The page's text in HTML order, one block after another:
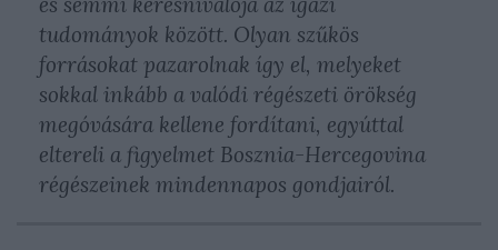
tudományok között. Olyan szűkös
forrásokat pazarolnak így el, melyeket
sokkal inkább a valódi régészeti örökség
megóvására kellene fordítani, egyúttal
eltereli a figyelmet Bosznia-Hercegovina
régészeinek mindennapos gondjairól.